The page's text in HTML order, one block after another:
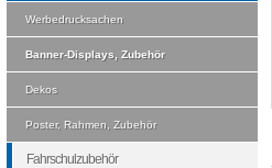
Werbedrucksachen
Banner-Displays, Zubehör
Dekos
Poster, Rahmen, Zubehör
Fahrschulzubehör